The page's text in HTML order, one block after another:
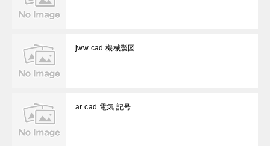
jww cad 機械製図
ar cad 電気 記号